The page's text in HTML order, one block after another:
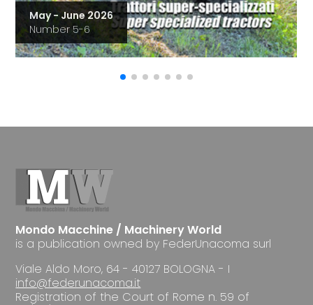
May - June 2026
Number 5-6
Mondo Macchine / Machinery World
is a publication owned by FederUnacoma surl
Viale Aldo Moro, 64 - 40127 BOLOGNA - I
info@federunacoma.it
Registration of the Court of Rome n. 59 of